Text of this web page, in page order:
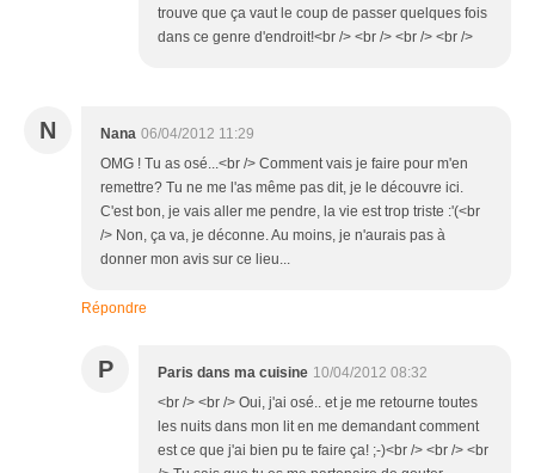
trouve que ça vaut le coup de passer quelques fois
dans ce genre d'endroit!<br /> <br /> <br /> <br />
N Nana 06/04/2012 11:29
OMG ! Tu as osé...<br /> Comment vais je faire pour m'en
remettre? Tu ne me l'as même pas dit, je le découvre ici.
C'est bon, je vais aller me pendre, la vie est trop triste :'(<br
/> Non, ça va, je déconne. Au moins, je n'aurais pas à
donner mon avis sur ce lieu...
Répondre
P Paris dans ma cuisine 10/04/2012 08:32
<br /> <br /> Oui, j'ai osé.. et je me retourne toutes
les nuits dans mon lit en me demandant comment
est ce que j'ai bien pu te faire ça! ;-)<br /> <br /> <br